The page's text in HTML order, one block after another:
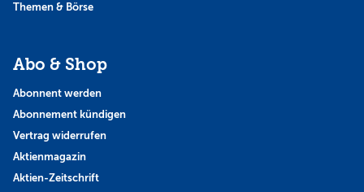
Themen & Börse
Abo & Shop
Abonnent werden
Abonnement kündigen
Vertrag widerrufen
Aktienmagazin
Aktien-Zeitschrift